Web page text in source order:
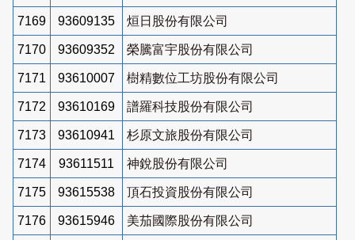
7169 93609135 烜日股份有限公司
7170 93609352 榮騰富宇股份有限公司
7171 93610007 樹精數位工坊股份有限公司
7172 93610169 譜羅科技股份有限公司
7173 93610941 杉原文旅股份有限公司
7174 93611511 神銳股份有限公司
7175 93615538 頂石投資股份有限公司
7176 93615946 美茄國際股份有限公司